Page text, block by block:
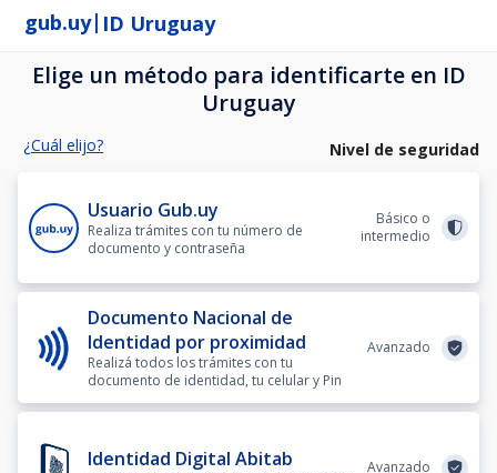
gub.uy| ID Uruguay
Elige un método para identificarte en ID
Uruguay
¿Cuál elijo? Nivel de seguridad
Usuario Gub.uy
Realiza trámites con tu número de
documento y contraseña
Básico o
intermedio
Documento Nacional de
Identidad por proximidad
Realizá todos los trámites con tu
documento de identidad, tu celular y Pin
Avanzado
Identidad Digital Abitab Avanzado